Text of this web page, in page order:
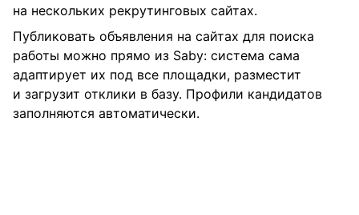
на нескольких рекрутинговых сайтах.
Публиковать объявления на сайтах для поиска
работы можно прямо из Saby: система сама
адаптирует их под все площадки, разместит
и загрузит отклики в базу. Профили кандидатов
заполняются автоматически.